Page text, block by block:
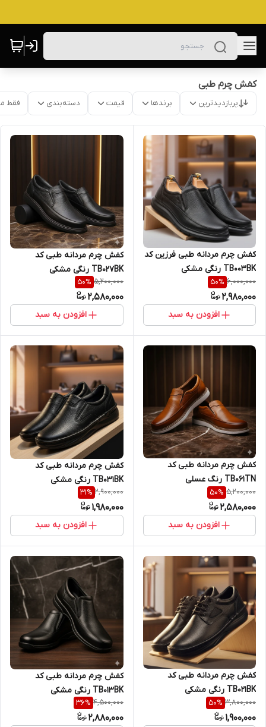
کفش چرم طبی
پربازدیدترین برندها قیمت دسته‌بندی فقط
کفش چرم مردانه طبی فرزین کد
TB003BK رنگی مشکی
6,000,000
50%
2,980,000
افزودن به سبد
کفش چرم مردانه طبی کد
TB027BK رنگی مشکی
5,200,000
50%
2,580,000
افزودن به سبد
کفش چرم مردانه طبی کد
TB061TN رنگ عسلی
5,200,000
50%
2,580,000
افزودن به سبد
کفش چرم مردانه طبی کد
TB031BK رنگی مشکی
2,900,000
31%
1,980,000
افزودن به سبد
کفش چرم مردانه طبی کد
TB021BK رنگی مشکی
3,800,000
50%
1,900,000
کفش چرم مردانه طبی کد
TB013BK رنگی مشکی
4,500,000
36%
2,880,000